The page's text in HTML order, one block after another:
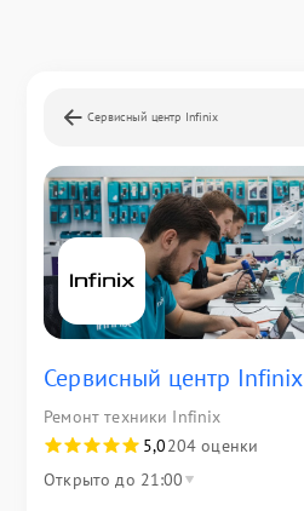
Сервисный центр Infinix
Сервисный центр Infinix
Ремонт техники Infinix
5,0204 оценки
Открыто до 21:00